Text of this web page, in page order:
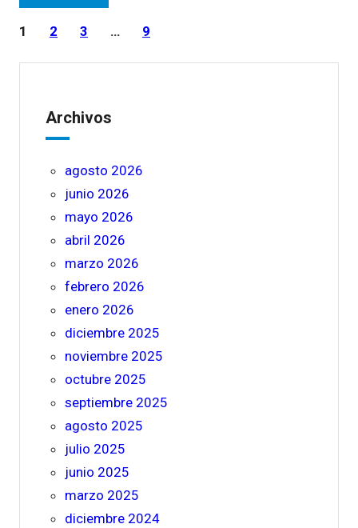
1 2 3 … 9
Archivos
agosto 2026
junio 2026
mayo 2026
abril 2026
marzo 2026
febrero 2026
enero 2026
diciembre 2025
noviembre 2025
octubre 2025
septiembre 2025
agosto 2025
julio 2025
junio 2025
marzo 2025
diciembre 2024